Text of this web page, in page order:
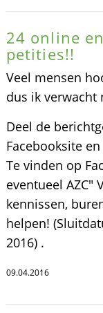
24 online
petities!!
Veel mensen
dus ik verwacht
Deel de
Facebooksite
Te vinden op
eventueel AZC"
kennissen,
helpen!
2016) .
09.04.2016